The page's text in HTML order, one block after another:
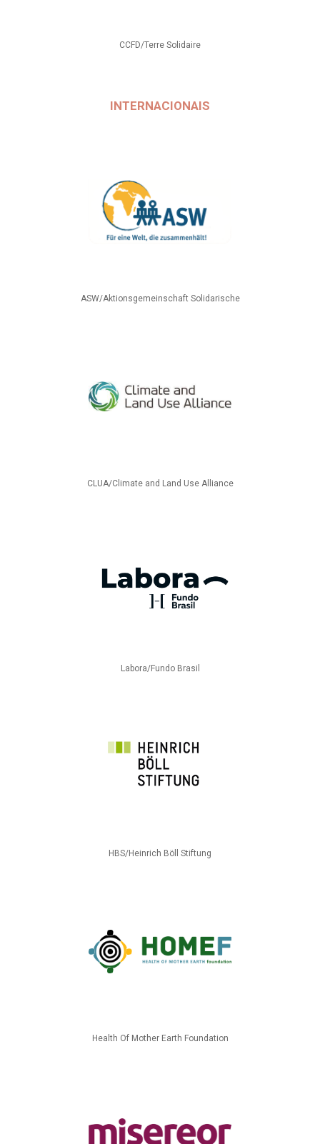
CCFD/Terre Solidaire
INTERNACIONAIS
ASW/Aktionsgemeinschaft Solidarische
CLUA/Climate and Land Use Alliance
Labora/Fundo Brasil
HBS/Heinrich Böll Stiftung
Health Of Mother Earth Foundation